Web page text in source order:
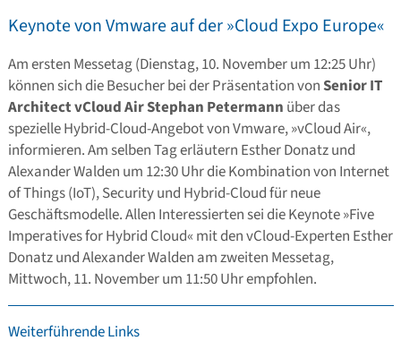
Keynote von Vmware auf der »Cloud Expo Europe«
Am ersten Messetag (Dienstag, 10. November um 12:25 Uhr)
können sich die Besucher bei der Präsentation vonSenior IT
Architect vCloud Air Stephan Petermann über das
spezielle Hybrid-Cloud-Angebot von Vmware, »vCloud Air«,
informieren. Am selben Tag erläutern Esther Donatz und
Alexander Walden um 12:30 Uhr die Kombination von Internet
of Things (IoT), Security und Hybrid-Cloud für neue
Geschäftsmodelle. Allen Interessierten sei die Keynote »Five
Imperatives for Hybrid Cloud« mit den vCloud-Experten Esther
Donatz und Alexander Walden am zweiten Messetag,
Mittwoch, 11. November um 11:50 Uhr empfohlen.
Weiterführende Links